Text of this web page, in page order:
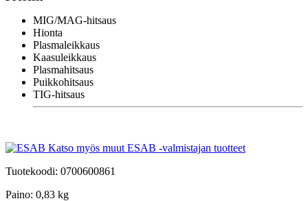
MIG/MAG-hitsaus
Hionta
Plasmaleikkaus
Kaasuleikkaus
Plasmahitsaus
Puikkohitsaus
TIG-hitsaus
Katso myös muut ESAB -valmistajan tuotteet
Tuotekoodi: 0700600861
Paino: 0,83 kg